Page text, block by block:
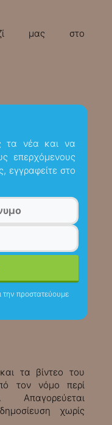
μας στο
τα νέα και να
επερχόμενους
εγγραφείτε στο
την προστατεύουμε
τα βίντεο του
τον νόμο περί
Απαγορεύεται
χωρίς